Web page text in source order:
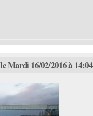
le Mardi 16/02/2016 à 14:04